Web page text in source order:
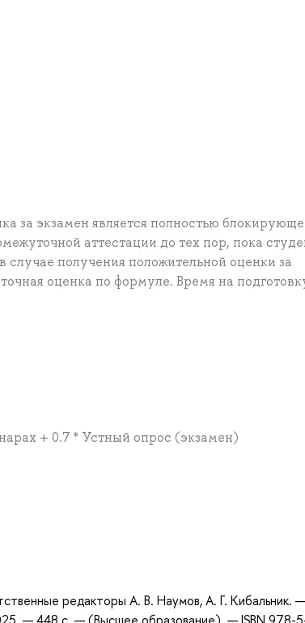
за экзамен является полностью
аттестации до тех пор, пока
случае получения положительной оценки за
оценка по формуле. Время на
+ 0.7 * Устный опрос (экзамен)
редакторы А. В. Наумов, А. Г. Кибальник.